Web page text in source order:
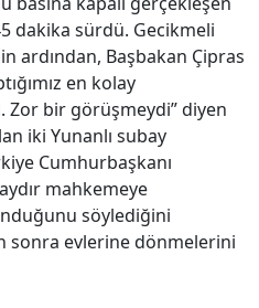
dakika sürdü. Gecikmeli
ardından, Başbakan Çipras
en kolay
bir görüşmeydi” diyen
iki Yunanlı subay
Cumhurbaşkanı
mahkemeye
söylediğini
sonra evlerine dönmelerini